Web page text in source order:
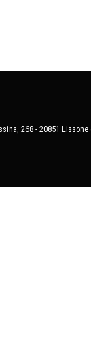
268 - 20851